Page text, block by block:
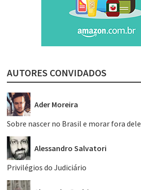
AUTORES CONVIDADOS
Ader Moreira
Sobre nascer no Brasil e morar fora dele
Alessandro Salvatori
Privilégios do Judiciário